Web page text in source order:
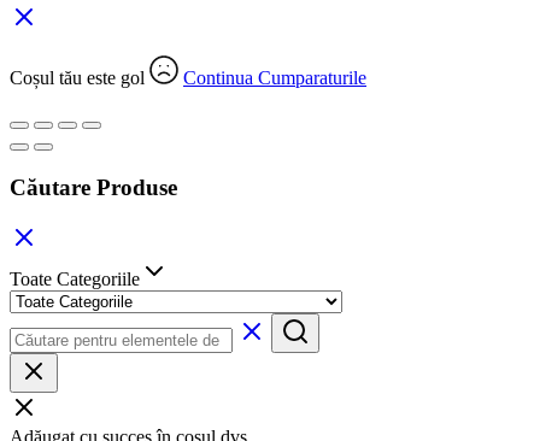
Coșul tău este gol Continua Cumparaturile
Căutare Produse
Toate Categoriile